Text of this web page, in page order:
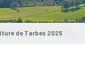
de Tarbes 2025